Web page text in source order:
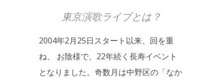
東京演歌ライブとは？
2004年2月25日スタート以来、回を重
ね、 お陰様で、22年続く長寿イベント
となりました。奇数月は中野区の「なか